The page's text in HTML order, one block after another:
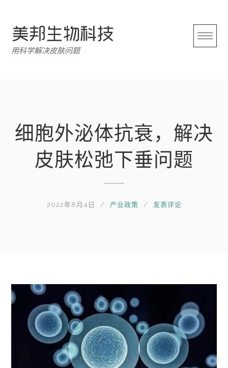
用科学解决皮肤问题
细胞外泌体抗衰，解决
皮肤松弛下垂问题
2022年8月4日 产业政策 发表评论